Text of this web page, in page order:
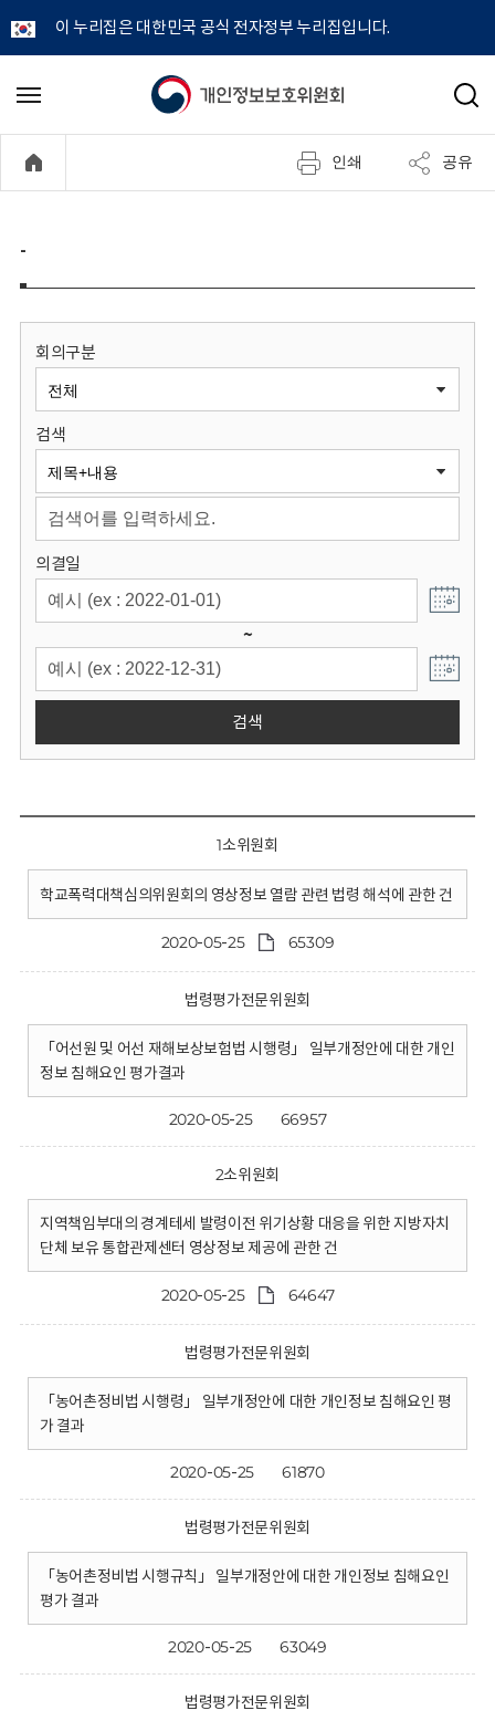
이 누리집은 대한민국 공식 전자정부 누리집입니다.
개
정
보
원
회
메
기
검
인쇄 공유
-
회의구분
검색
의결일
~
검색
1소위원회
학교폭력대책심의위원회의 영상정보 열람 관련 법령 해석에 관한 건
2020-05-25 65309
법령평가전문위원회
「어선원 및 어선 재해보상보험법 시행령」 일부개정안에 대한 개인
정보 침해요인 평가결과
2020-05-25 66957
2소위원회
지역책임부대의 경계테세 발령이전 위기상황 대응을 위한 지방자치
단체 보유 통합관제센터 영상정보 제공에 관한 건
2020-05-25 64647
법령평가전문위원회
「농어촌정비법 시행령」 일부개정안에 대한 개인정보 침해요인 평
가 결과
2020-05-25 61870
법령평가전문위원회
「농어촌정비법 시행규칙」 일부개정안에 대한 개인정보 침해요인
평가 결과
2020-05-25 63049
법령평가전문위원회